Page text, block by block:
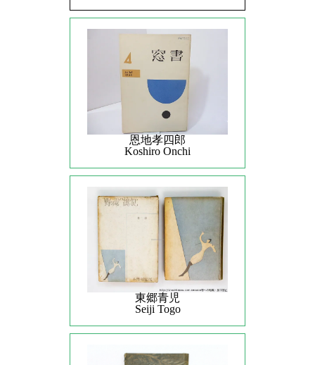
恩地孝四郎
Koshiro Onchi
東郷青児
Seiji Togo